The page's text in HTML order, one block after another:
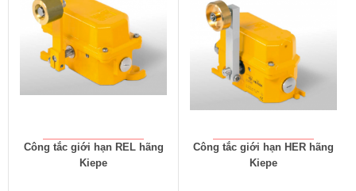
Công tắc giới hạn REL hãng
Kiepe
Công tắc giới hạn HER hãng
Kiepe